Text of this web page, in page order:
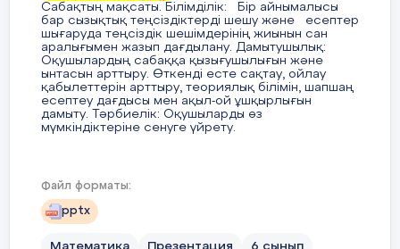
5х+16
«Сәуле» тобы:
Сабақтың мақсаты. Білімділік: Бір айнымалысы
бар сызықтық теңсіздіктерді шешу және есептер
шығаруда теңсіздік шешімдерінің жиынын сан
аралығымен жазып дағдылану. Дамытушылық:
Оқушылардың сабаққа қызығушылығын және
ынтасын арттыру. Өткенді есте сақтау, ойлау
қабылеттерін арттыру, теориялық білімін, шапшаң
есептеу дағдысы мен ақыл-ой ұшқырлығын
дамыту. Тәрбиелік: Оқушыларды өз
мүмкіндіктеріне сенуге үйрету.
Файл форматы:
pptx
Математика Презентация 6 сынып